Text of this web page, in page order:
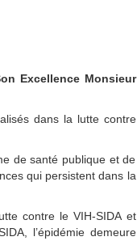
Excellence Monsieur
dans la lutte contre
de santé publique et de
qui persistent dans la
contre le VIH-SIDA et
l’épidémie demeure